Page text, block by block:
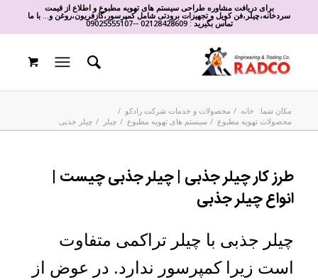
برای دریافت مشاوره طراحی سیستم های تهویه مطبوع و اطلاع از قیمت
سردخانه،چیلر،فن کویل و تجهیزات برودتی شامل کمپرسور،گازفریون،روغن و... با ما
تماس بگیرید :02128428609
-
-
09025555107
مکان شما: خانه / محصولات و خدمات شرکت رادکو /
محصولات تهویه مطبوع / سیستم های تهویه مطبوع / چیلر / چیلر جذبی
طرز کار چیلر جذبی | چیلر جذبی چیست |
انواع چیلر جذبی
چیلر جذبی با چیلر تراکمی متفاوت
است زیرا کمپرسور ندارد. در عوض از